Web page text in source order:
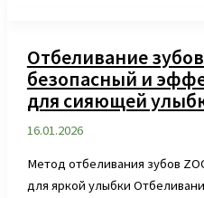
Отбеливание
безопасный и
для сияющей
16.01.2026
Метод отбеливания зубов
для яркой улыбки